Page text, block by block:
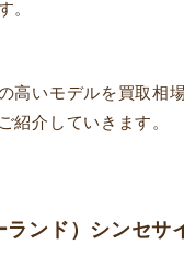
。
高いモデルを買取相
紹介していきます。
ランド）シンセサ